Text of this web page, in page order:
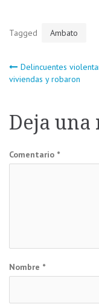
Tagged Ambato
Delincuentes
viviendas y robaron
Deja una
Comentario *
Nombre *